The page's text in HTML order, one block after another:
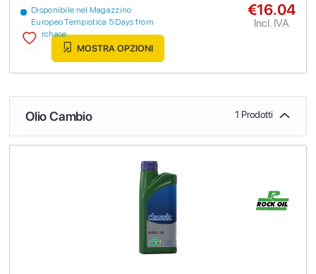
Disponibile nel Magazzino
Europeo Tempistica 5 Days from
purchase
€16.04
Incl. IVA
MOSTRA OPZIONI
Olio Cambio 1 Prodotti